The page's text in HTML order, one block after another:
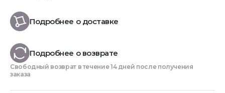
Подробнее о доставке
Подробнее о возврате
Свободный возврат в течение 14 дней после получения
заказа